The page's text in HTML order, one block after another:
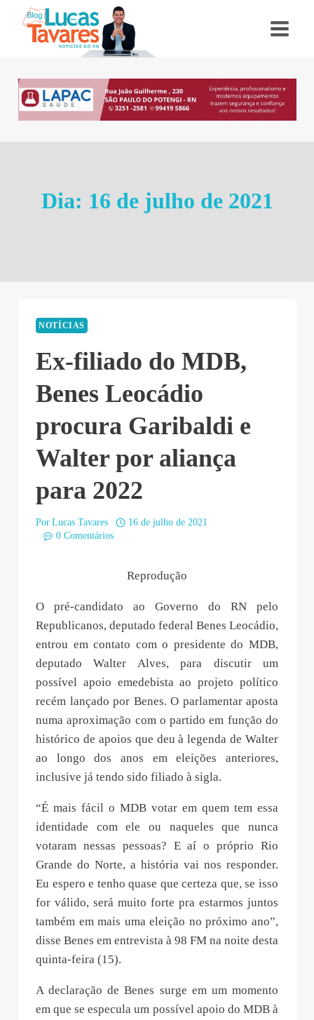
Dia: 16 de julho de 2021
NOTÍCIAS
Ex-filiado do MDB,
Benes Leocádio
procura Garibaldi e
Walter por aliança
para 2022
Por Lucas Tavares
16 de julho de 2021
0 Comentários
Reprodução
O pré-candidato ao Governo do RN pelo
Republicanos, deputado federal Benes Leocádio,
entrou em contato com o presidente do MDB,
deputado Walter Alves, para discutir um
possível apoio emedebista ao projeto político
recém lançado por Benes. O parlamentar aposta
numa aproximação com o partido em função do
histórico de apoios que deu à legenda de Walter
ao longo dos anos em eleições anteriores,
inclusive já tendo sido filiado à sigla.
“É mais fácil o MDB votar em quem tem essa
identidade com ele ou naqueles que nunca
votaram nessas pessoas? E aí o próprio Rio
Grande do Norte, a história vai nos responder.
Eu espero e tenho quase que certeza que, se isso
for válido, será muito forte pra estarmos juntos
também em mais uma eleição no próximo ano”,
disse Benes em entrevista à 98 FM na noite desta
quinta-feira (15).
A declaração de Benes surge em um momento
em que se especula um possível apoio do MDB à